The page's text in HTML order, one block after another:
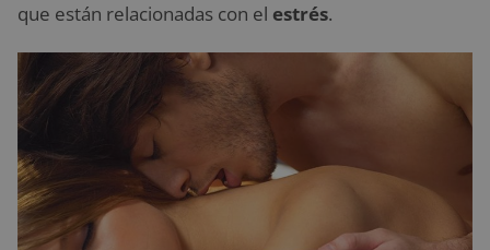
que están relacionadas con el estrés.